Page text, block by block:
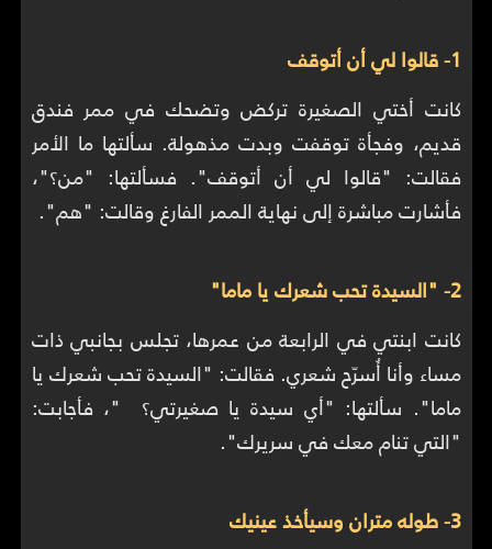
1- قالوا لي أن أتوقف
كانت أختي الصغيرة تركض وتضحك في ممر فندق
قديم، وفجأة توقفت وبدت مذهولة. سألتها ما الأمر
فقالت: "قالوا لي أن أتوقف". فسألتها: "من؟"،
فأشارت مباشرة إلى نهاية الممر الفارغ وقالت: "هم".
2- "السيدة تحب شعرك يا ماما"
كانت ابنتي في الرابعة من عمرها، تجلس بجانبي ذات
مساء وأنا أُسرّح شعري. فقالت: "السيدة تحب شعرك يا
ماما". سألتها: "أي سيدة يا صغيرتي؟ "، فأجابت:
"التي تنام معك في سريرك".
3- طوله متران وسيأخذ عينيك